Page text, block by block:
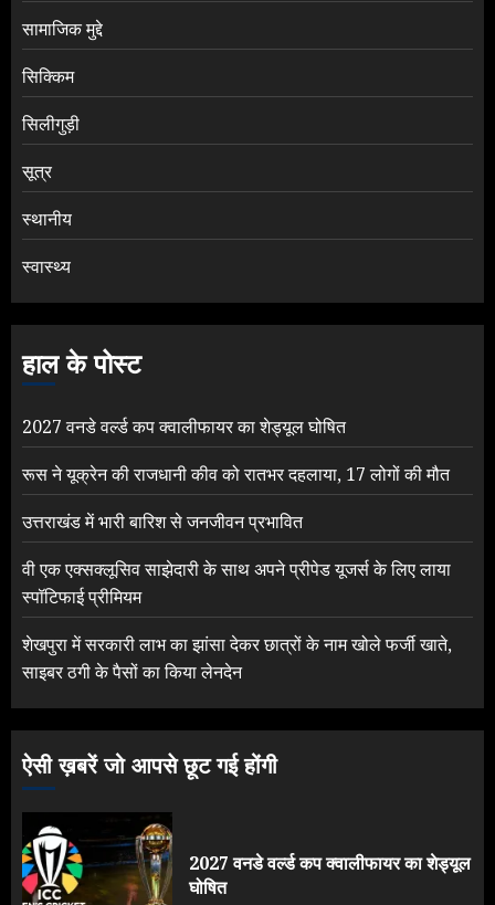
सामाजिक मुद्दे
सिक्किम
सिलीगुड़ी
सूत्र
स्थानीय
स्वास्थ्य
हाल के पोस्ट
2027 वनडे वर्ल्ड कप क्वालीफायर का शेड्यूल घोषित
रूस ने यूक्रेन की राजधानी कीव को रातभर दहलाया, 17 लोगों की मौत
उत्तराखंड में भारी बारिश से जनजीवन प्रभावित
वी एक एक्सक्लूसिव साझेदारी के साथ अपने प्रीपेड यूजर्स के लिए लाया
स्पॉटिफाई प्रीमियम
शेखपुरा में सरकारी लाभ का झांसा देकर छात्रों के नाम खोले फर्जी खाते,
साइबर ठगी के पैसों का किया लेनदेन
ऐसी ख़बरें जो आपसे छूट गई होंगी
2027 वनडे वर्ल्ड कप क्वालीफायर का शेड्यूल
घोषित